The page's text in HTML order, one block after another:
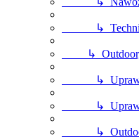
↳ Techniki
↳ Outdoor,
↳ Uprawa
↳ Uprawa w
↳ Outdoor